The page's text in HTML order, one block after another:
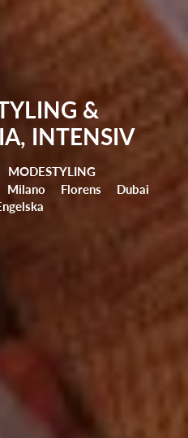
&
INTENSIV
MODESTYLING
Milano Florens
Dubai